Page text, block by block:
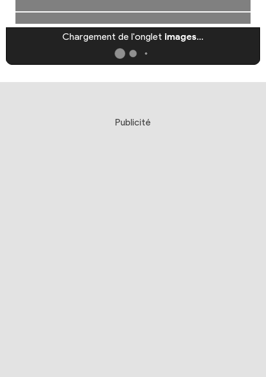
Chargement de l'onglet images…
Publicité